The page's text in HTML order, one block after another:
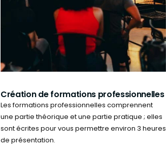
Création de formations professionnelles
Les formations professionnelles comprennent
une partie théorique et une partie pratique ; elles
sont écrites pour vous permettre environ 3 heures
de présentation.